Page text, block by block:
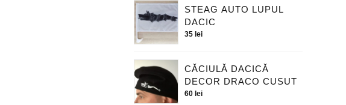
STEAG AUTO LUPUL
DACIC
35 lei
CĂCIULĂ DACICĂ
DECOR DRACO CUSUT
60 lei